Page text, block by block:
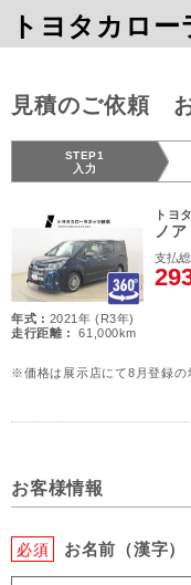
トヨタカロ
見積のご依頼
STEP1
入力
トヨタ
ノ
支払
年式 : 2021年 (R3年)
走行距離 :
61,000km
※価格は展示店にて8月登録
お客様情報
必須 お名前（漢字）